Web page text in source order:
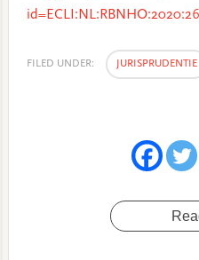
FILED UNDER: JURISPRUDENTIE